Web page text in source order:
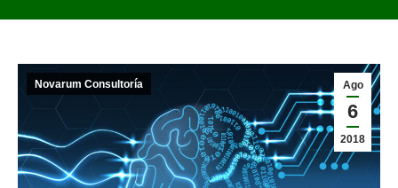
Ago
6
2018
Novarum Consultoría